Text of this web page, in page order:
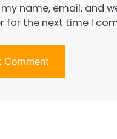
my name, email, and
for the next time I